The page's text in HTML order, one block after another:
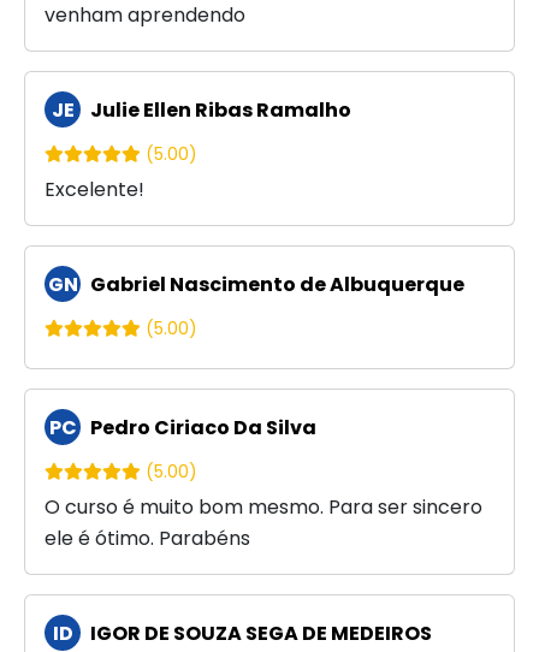
venham aprendendo
JE Julie Ellen Ribas Ramalho
(5.00)
Excelente!
GN Gabriel Nascimento de Albuquerque
(5.00)
PC Pedro Ciriaco Da Silva
(5.00)
O curso é muito bom mesmo. Para ser sincero
ele é ótimo. Parabéns
ID IGOR DE SOUZA SEGA DE MEDEIROS